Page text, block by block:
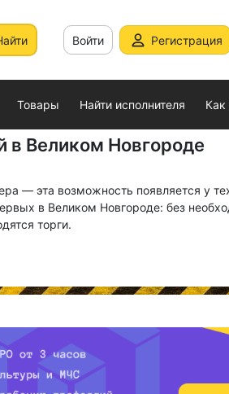
Войти Регистрация
Товары Найти исполнителя Как
в Великом Новгороде
— эта возможность появляется у
в Великом Новгороде: без
торги.